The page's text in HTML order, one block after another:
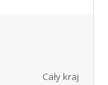
Cały kraj